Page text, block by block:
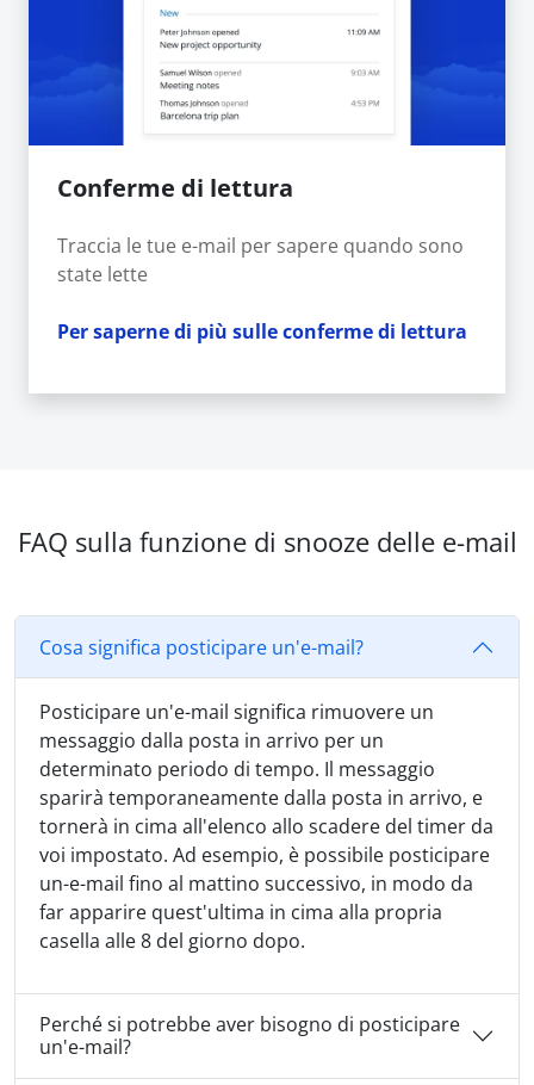
Conferme di lettura
Traccia le tue e-mail per sapere quando sono
state lette
Per saperne di più sulle conferme di lettura
FAQ sulla funzione di snooze delle e-mail
Cosa significa posticipare un'e-mail?
Posticipare un'e-mail significa rimuovere un
messaggio dalla posta in arrivo per un
determinato periodo di tempo. Il messaggio
sparirà temporaneamente dalla posta in arrivo, e
tornerà in cima all'elenco allo scadere del timer da
voi impostato. Ad esempio, è possibile posticipare
un-e-mail fino al mattino successivo, in modo da
far apparire quest'ultima in cima alla propria
casella alle 8 del giorno dopo.
Perché si potrebbe aver bisogno di posticipare
un'e-mail?